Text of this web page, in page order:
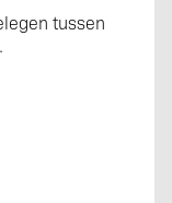
tussen